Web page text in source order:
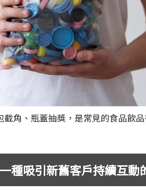
截角、瓶蓋抽獎，是常見的食品飲
種吸引新舊客戶持續互動